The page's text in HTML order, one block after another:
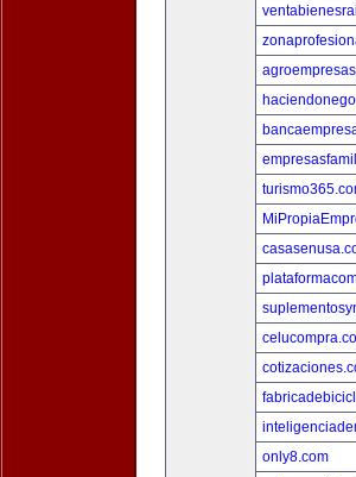
only8.com